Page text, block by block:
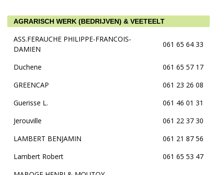
AGRARISCH WERK (BEDRIJVEN) & VEETEELT
ASS.FERAUCHE PHILIPPE-FRANCOIS-
DAMIEN
061 65 64 33
Duchene
061 65 57 17
GREENCAP
061 23 26 08
Guerisse L.
061 46 01 31
Jerouville
061 22 37 30
LAMBERT BENJAMIN
061 21 87 56
Lambert Robert
061 65 53 47